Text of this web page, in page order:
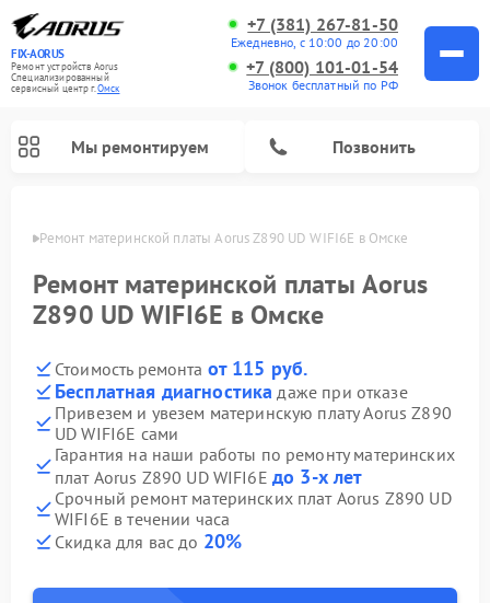
FIX-AORUS
Ремонт устройств Aorus
Специализированный
cервисный центр г.Омск
+7 (381) 267-81-50
Ежедневно, с 10:00 до 20:00
+7 (800) 101-01-54
Звонок бесплатный по РФ
Мы ремонтируем Позвонить
Ремонт материнской платы Aorus Z890 UD WIFI6E в Омске
Ремонт материнской платы Aorus
Z890 UD WIFI6E в Омске
Стоимость ремонта от 115 руб.
Бесплатная диагностика даже при отказе
Привезем и увезем материнскую плату Aorus Z890
UD WIFI6E сами
Гарантия на наши работы по ремонту материнских
плат Aorus Z890 UD WIFI6E до 3-х лет
Срочный ремонт материнских плат Aorus Z890 UD
WIFI6E в течении часа
Скидка для вас до 20%